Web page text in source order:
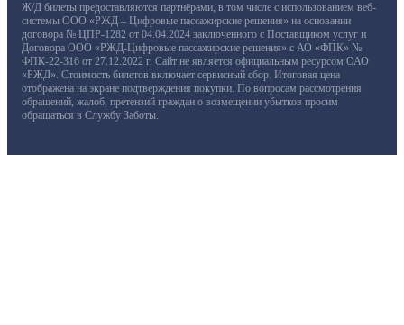
Ж/Д билеты предоставляются партнёрами, в том числе с использованием веб-
системы ООО «РЖД – Цифровые пассажирские решения» на основании
договора № ЦПР-1282 от 04.04.2024 заключенного с Поставщиком услуг и
Договора ООО «РЖД-Цифровые пассажирские решения» с АО «ФПК» №
ФПК-22-316 от 27.12.2022 г. Сайт не является официальным ресурсом ОАО
«РЖД». Стоимость билетов включает сервисный сбор. Итоговая цена
отображена на экране подтверждения покупки. По вопросам рассмотрения
обращений, жалоб, претензий граждан о возмещении убытков просим
обращаться в Службу Заботы.